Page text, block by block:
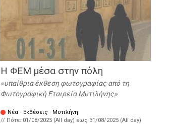
Η ΦΕΜ μέσα στην πόλη
υπαίθρια έκθεση φωτογραφίας από τη
Φωτογραφική Εταιρεία Μυτιλήνης
Νέα · Εκθέσεις · Μυτιλήνη
// Πότε: 01/08/2025 (All day) έως 31/08/2025 (All day)